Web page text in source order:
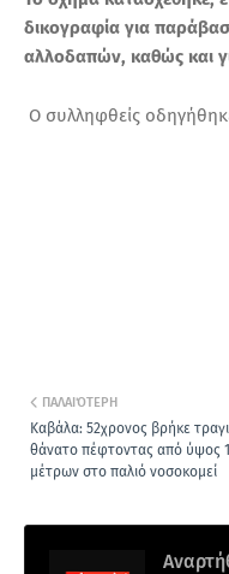
δικογραφία για
αλλοδαπών, καθώς και
Ο συλληφθείς
ΠΑΛΑΙΌΤΕΡΗ
Καβάλα: 52χρονος βρήκε
θάνατο πέφτοντας από ύψος
μέτρων στο παλιό νοσοκομεί